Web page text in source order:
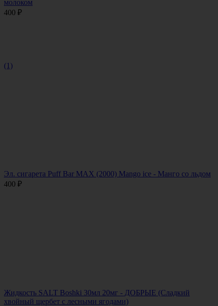
молоком
400 ₽
(1)
Эл. сигарета Puff Bar MAX (2000) Mango ice - Манго со льдом
400 ₽
Жидкость SALT Boshki 30мл 20мг - ДОБРЫЕ (Сладкий
хвойный щербет с лесными ягодами)